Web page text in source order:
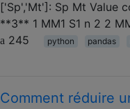
['Sp','Mt']: Sp Mt Value
**3** 1 MM1 S1 n 2 2
245
python pandas
Comment réduire